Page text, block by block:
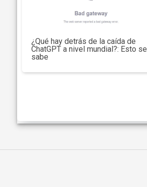
¿Qué hay detrás de la caída de
ChatGPT a nivel mundial?: Esto se
sabe